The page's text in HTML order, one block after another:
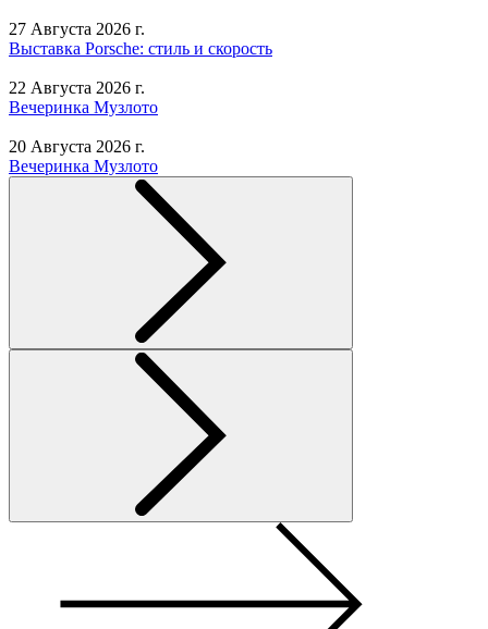
27 Августа 2026 г.
Выставка Porsche: стиль и скорость
22 Августа 2026 г.
Вечеринка Музлото
20 Августа 2026 г.
Вечеринка Музлото